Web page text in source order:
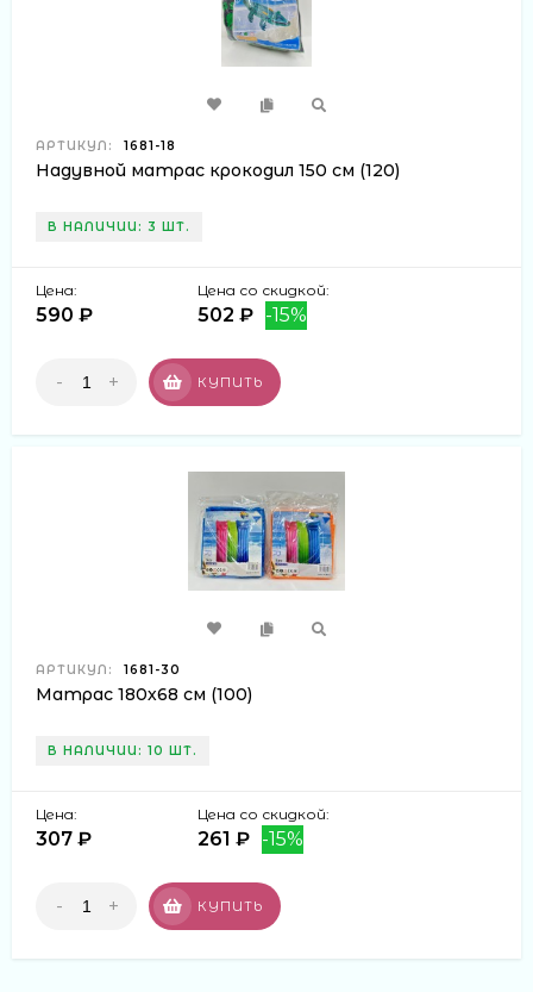
АРТИКУЛ: 1681-18
Надувной матрас крокодил 150 см (120)
В НАЛИЧИИ: 3 ШТ.
Цена:
590 ₽
Цена со скидкой:
502 ₽ -15%
- + КУПИТЬ
АРТИКУЛ: 1681-30
Матрас 180х68 см (100)
В НАЛИЧИИ: 10 ШТ.
Цена:
307 ₽
Цена со скидкой:
261 ₽ -15%
- + КУПИТЬ